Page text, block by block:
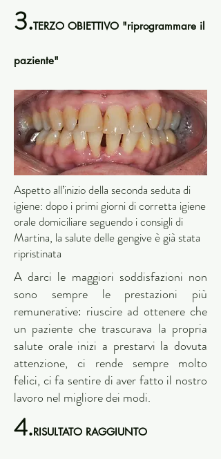
3.TERZO OBIETTIVO "riprogrammare il
paziente"
Aspetto all’inizio della seconda seduta di
igiene: dopo i primi giorni di corretta igiene
orale domiciliare seguendo i consigli di
Martina, la salute delle gengive è già stata
ripristinata
A darci le maggiori soddisfazioni non
sono sempre le prestazioni più
remunerative: riuscire ad ottenere che
un paziente che trascurava la propria
salute orale inizi a prestarvi la dovuta
attenzione, ci rende sempre molto
felici, ci fa sentire di aver fatto il nostro
lavoro nel migliore dei modi.
4.RISULTATO RAGGIUNTO